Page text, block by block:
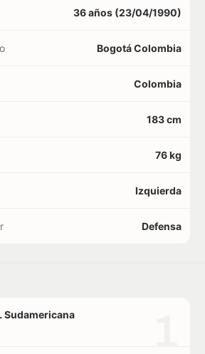
36 años (23/04/1990)
Bogotá Colombia
Colombia
183 cm
76 kg
Izquierda
Defensa
Sudamericana